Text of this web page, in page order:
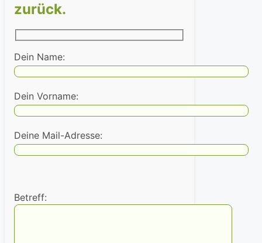
zurück.
Dein Name:
Dein Vorname:
Deine Mail-Adresse:
Betreff: